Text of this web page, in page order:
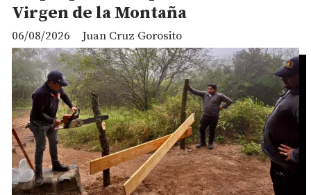
Virgen de la Montaña
Juan Cruz Gorosito
06/08/2026